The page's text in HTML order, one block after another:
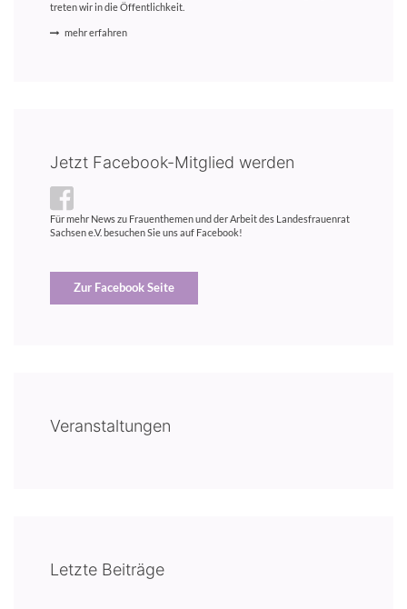
treten wir in die Öffentlichkeit.
mehr erfahren
Jetzt Facebook-Mitglied werden
Für mehr News zu Frauenthemen und der Arbeit des Landesfrauenrat
Sachsen e.V. besuchen Sie uns auf Facebook!
Zur Facebook Seite
Veranstaltungen
Letzte Beiträge